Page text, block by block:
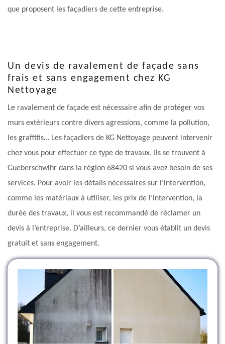
que proposent les façadiers de cette entreprise.
Un devis de ravalement de façade sans
frais et sans engagement chez KG
Nettoyage
Le ravalement de façade est nécessaire afin de protéger vos
murs extérieurs contre divers agressions, comme la pollution,
les graffitis… Les façadiers de KG Nettoyage peuvent intervenir
chez vous pour effectuer ce type de travaux. Ils se trouvent à
Gueberschwihr dans la région 68420 si vous avez besoin de ses
services. Pour avoir les détails nécessaires sur l’intervention,
comme les matériaux à utiliser, les prix de l’intervention, la
durée des travaux, il vous est recommandé de réclamer un
devis à l’entreprise. D’ailleurs, ce dernier vous établit un devis
gratuit et sans engagement.